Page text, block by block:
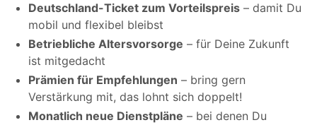
Deutschland-Ticket zum Vorteilspreis – damit Du
mobil und flexibel bleibst
Betriebliche Altersvorsorge – für Deine Zukunft
ist mitgedacht
Prämien für Empfehlungen – bring gern
Verstärkung mit, das lohnt sich doppelt!
Monatlich neue Dienstpläne – bei denen Du